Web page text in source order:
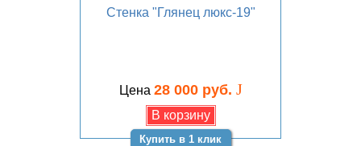
Стенка "Глянец люкс-19"
Цена 28 000 руб. J
Купить в 1 клик